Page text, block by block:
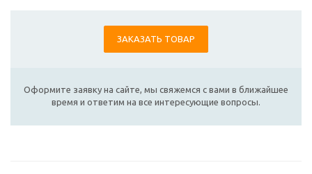
ЗАКАЗАТЬ ТОВАР
Оформите заявку на сайте, мы свяжемся с вами в ближайшее
время и ответим на все интересующие вопросы.